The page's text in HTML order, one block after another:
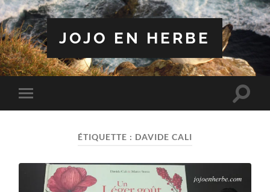
JOJO EN HERBE
Toggle
mobile
Toggle
ÉTIQUETTE : DAVIDE CALI